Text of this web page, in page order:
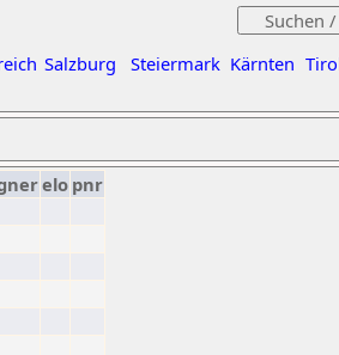
Salzburg Steiermark Kärnten
elo pnr